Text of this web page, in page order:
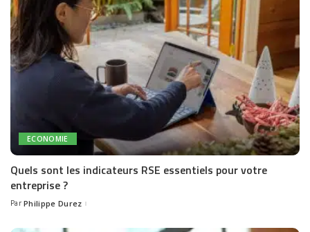
ECONOMIE
Quels sont les indicateurs RSE essentiels pour votre
entreprise ?
Posted
Par Philippe Durez